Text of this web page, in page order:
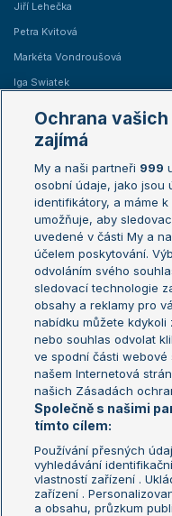
Jiří Lehečka
Petra Kvitová
Markéta Vondroušová
Iga Swiatek
Žebříčky
Žebříček ATP (muži)
Žebříček WTA (ženy)
Sázkařský žebříček
Aktualní trendy
Fotbalové přestupy
Livesport Daily
LS Prague Open
Podmínky užití
GDPR a žurnalistika
Ochrana
zajímá
My a naši partneři 999
osobní údaje, jako jsou
identifikátory, a máme
umožňuje, aby
uvedené v části My a
účelem poskytování.
odvoláním svého
sledovací technologie
obsahy a reklamy pro
nabídku můžete
nebo souhlas odvolat
ve spodní části webové
našem Internetová
našich Zásadách
Společně s našimi
tímto cílem:
Používání přesných
vyhledávání
vlastností zařízení .
zařízení .
a obsahu, průzkum